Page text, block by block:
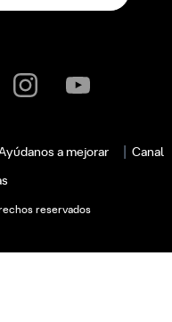
a mejorar Canal
reservados